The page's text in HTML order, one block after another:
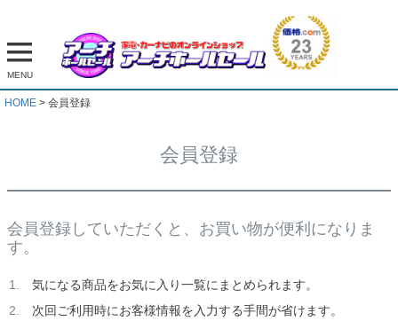
MENU
HOME 会員登録
会員登録
会員登録していただくと、お買い物が便利になりま
す。
気になる商品をお気に入り一覧にまとめられます。
次回ご利用時にお客様情報を入力する手間が省けます。